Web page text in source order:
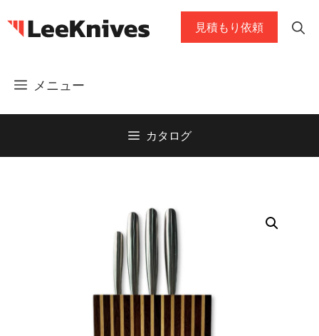
ン
ッ
メニュー
見積もり依頼
カタログ